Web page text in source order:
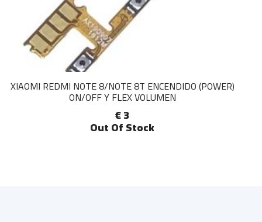
XIAOMI REDMI NOTE 8/NOTE 8T ENCENDIDO (POWER)
ON/OFF Y FLEX VOLUMEN
€ 3
Out Of Stock